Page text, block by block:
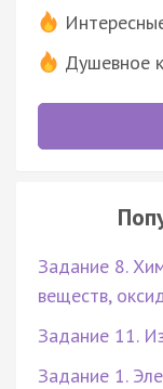
Душевное
Задание 8.
веществ,
Задание 11.
Задание 1.